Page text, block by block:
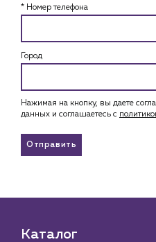
* Номер телефона
Город
Нажимая на кнопку, вы даете
данных и соглашаетесь c
Отправить
Каталог